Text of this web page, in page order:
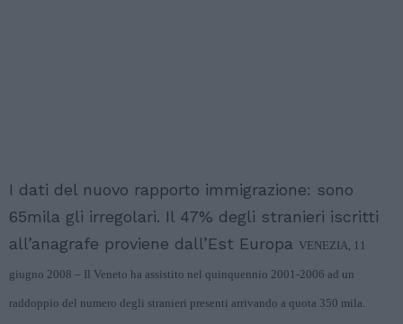
I dati del nuovo rapporto immigrazione: sono
65mila gli irregolari. Il 47% degli stranieri iscritti
all’anagrafe proviene dall’Est Europa VENEZIA, 11
giugno 2008 – Il Veneto ha assistito nel quinquennio 2001-2006 ad un
raddoppio del numero degli stranieri presenti arrivando a quota 350 mila.